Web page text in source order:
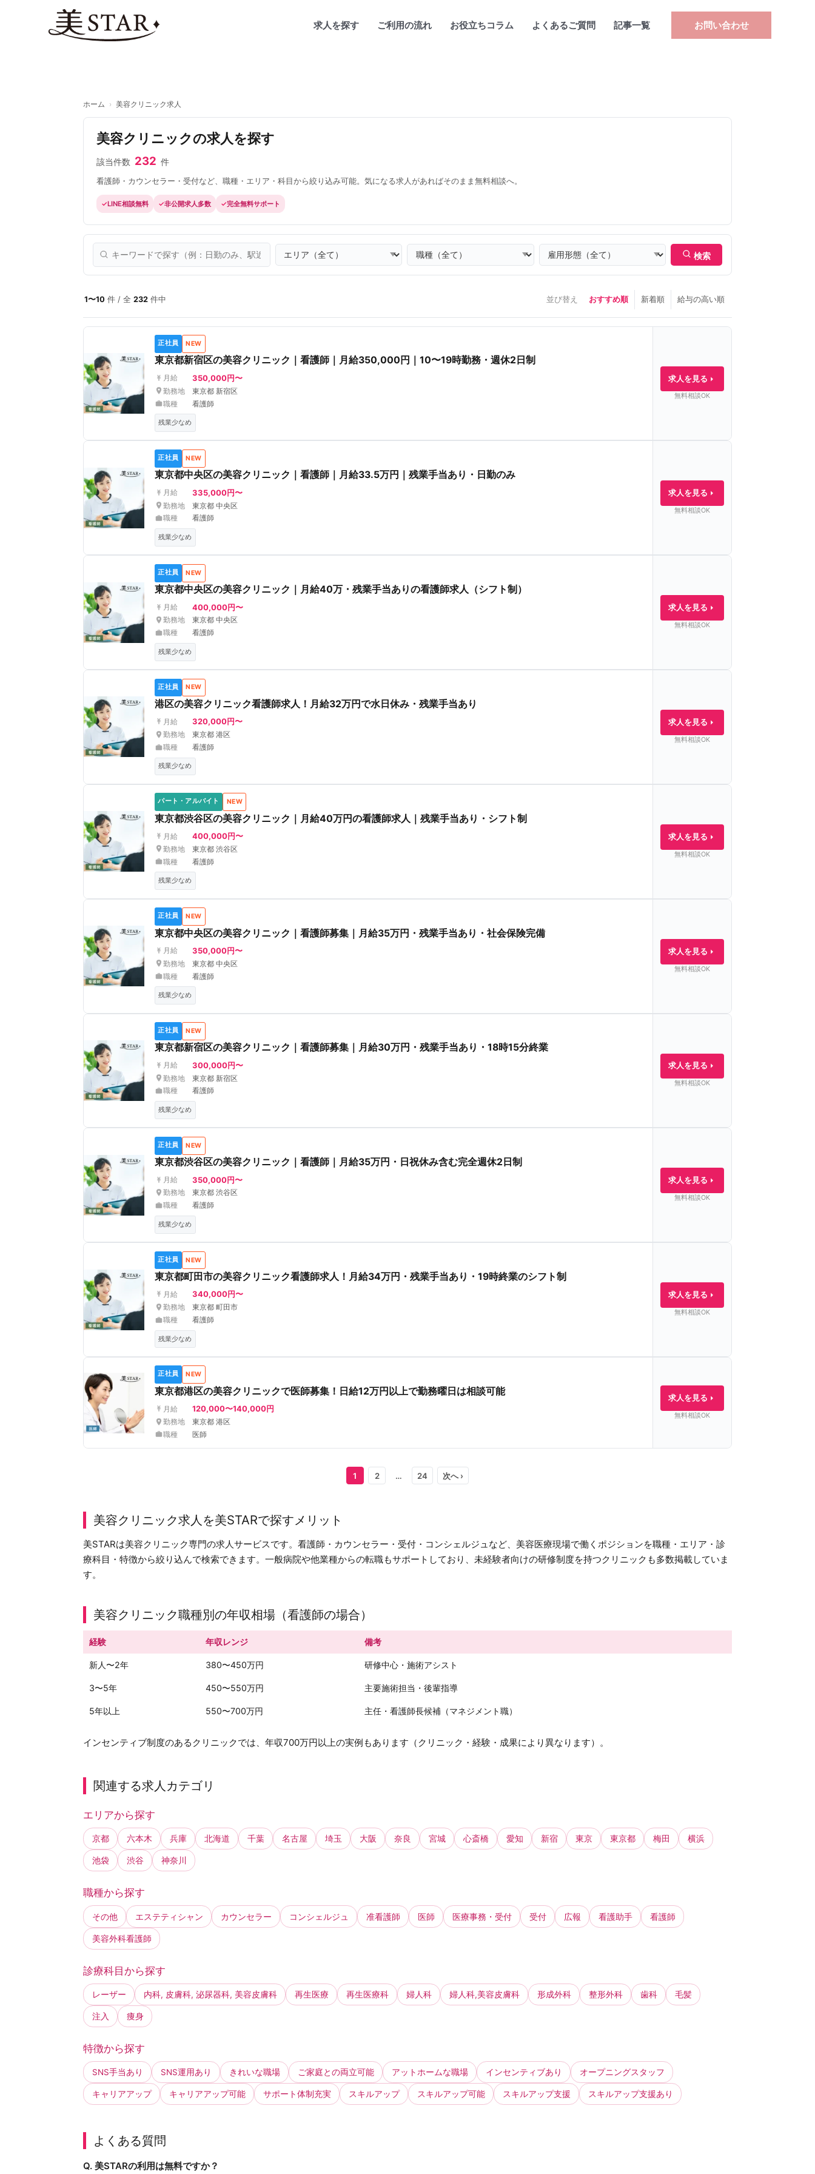
求人を探す ご利用の流れ お役立ちコラム よくあるご質問 記事一覧 お問い合わせ
ホーム › 美容クリニック求人
美容クリニックの求人を探す
該当件数 232 件
看護師・カウンセラー・受付など、職種・エリア・科目から絞り込み可能。気になる求人があればそのまま無料相談へ。
LINE相談無料 非公開求人多数 完全無料サポート
検索
1〜10 件 / 全 232件中 並び替え おすすめ順 新着順 給与の高い順
正社員 NEW
東京都新宿区の美容クリニック｜看護師｜月給350,000円｜10〜19時勤務・週休2日制
月給 350,000円〜
勤務地
東京都 新宿区
職種
看護師
残業少なめ
求人を見る
無料相談OK
正社員 NEW
東京都中央区の美容クリニック｜看護師｜月給33.5万円｜残業手当あり・日勤のみ
月給 335,000円〜
勤務地
東京都 中央区
職種
看護師
残業少なめ
求人を見る
無料相談OK
正社員 NEW
東京都中央区の美容クリニック｜月給40万・残業手当ありの看護師求人（シフト制）
月給 400,000円〜
勤務地
東京都 中央区
職種
看護師
残業少なめ
求人を見る
無料相談OK
正社員 NEW
港区の美容クリニック看護師求人！月給32万円で水日休み・残業手当あり
月給 320,000円〜
勤務地
東京都 港区
職種
看護師
残業少なめ
求人を見る
無料相談OK
パート・アルバイト NEW
東京都渋谷区の美容クリニック｜月給40万円の看護師求人｜残業手当あり・シフト制
月給 400,000円〜
勤務地
東京都 渋谷区
職種
看護師
残業少なめ
求人を見る
無料相談OK
正社員 NEW
東京都中央区の美容クリニック｜看護師募集｜月給35万円・残業手当あり・社会保険完備
月給 350,000円〜
勤務地
東京都 中央区
職種
看護師
残業少なめ
求人を見る
無料相談OK
正社員 NEW
東京都新宿区の美容クリニック｜看護師募集｜月給30万円・残業手当あり・18時15分終業
月給 300,000円〜
勤務地
東京都 新宿区
職種
看護師
残業少なめ
求人を見る
無料相談OK
正社員 NEW
東京都渋谷区の美容クリニック｜看護師｜月給35万円・日祝休み含む完全週休2日制
月給 350,000円〜
勤務地
東京都 渋谷区
職種
看護師
残業少なめ
求人を見る
無料相談OK
正社員 NEW
東京都町田市の美容クリニック看護師求人！月給34万円・残業手当あり・19時終業のシフト制
月給 340,000円〜
勤務地
東京都 町田市
職種
看護師
残業少なめ
求人を見る
無料相談OK
正社員 NEW
東京都港区の美容クリニックで医師募集！日給12万円以上で勤務曜日は相談可能
月給 120,000〜140,000円
勤務地
東京都 港区
職種
医師
求人を見る
無料相談OK
1 2 … 24 次へ ›
美容クリニック求人を美STARで探すメリット
美STARは美容クリニック専門の求人サービスです。看護師・カウンセラー・受付・コンシェルジュなど、美容医療現場で働くポジションを職種・エリア・診
療科目・特徴から絞り込んで検索できます。一般病院や他業種からの転職もサポートしており、未経験者向けの研修制度を持つクリニックも多数掲載していま
す。
美容クリニック職種別の年収相場（看護師の場合）
経験 年収レンジ 備考
新人〜2年 380〜450万円 研修中心・施術アシスト
3〜5年 450〜550万円 主要施術担当・後輩指導
5年以上 550〜700万円 主任・看護師長候補（マネジメント職）
インセンティブ制度のあるクリニックでは、年収700万円以上の実例もあります（クリニック・経験・成果により異なります）。
関連する求人カテゴリ
エリアから探す
京都 六本木 兵庫 北海道 千葉 名古屋 埼玉 大阪 奈良 宮城 心斎橋 愛知 新宿 東京 東京都 梅田 横浜
池袋 渋谷 神奈川
職種から探す
その他 エステティシャン カウンセラー コンシェルジュ 准看護師 医師 医療事務・受付 受付 広報 看護助手 看護師
美容外科看護師
診療科目から探す
レーザー 内科, 皮膚科, 泌尿器科, 美容皮膚科 再生医療 再生医療科 婦人科 婦人科,美容皮膚科 形成外科 整形外科 歯科 毛髪
注入 痩身
特徴から探す
SNS手当あり SNS運用あり きれいな職場 ご家庭との両立可能 アットホームな職場 インセンティブあり オープニングスタッフ
キャリアアップ キャリアアップ可能 サポート体制充実 スキルアップ スキルアップ可能 スキルアップ支援 スキルアップ支援あり
よくある質問
Q. 美STARの利用は無料ですか？